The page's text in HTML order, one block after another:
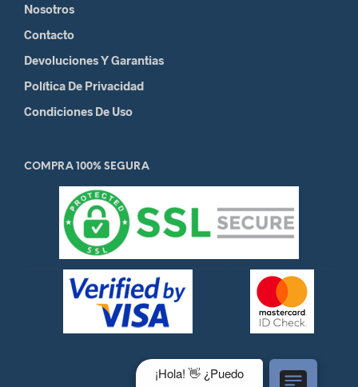
Nosotros
Contacto
Devoluciones Y Garantias
Política De Privacidad
Condiciones De Uso
COMPRA 100% SEGURA